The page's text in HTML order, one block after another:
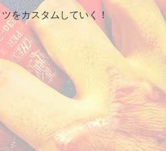
をカスタムしていく！